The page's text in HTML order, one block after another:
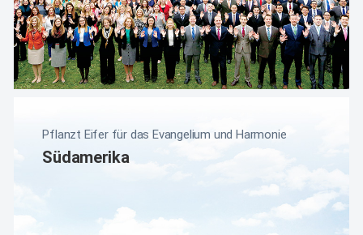
Pflanzt Eifer für das Evangelium und Harmonie
Südamerika